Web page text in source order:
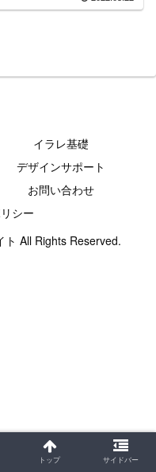
イラレ基礎
デザインサポート
お問い合わせ
シー
All Rights Reserved.
トップ サイドバー